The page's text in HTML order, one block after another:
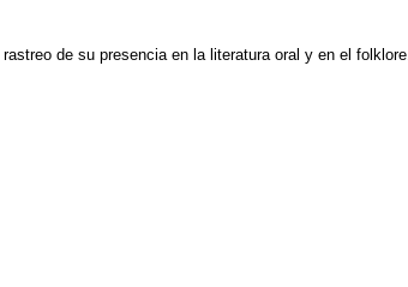
de su presencia en la literatura oral y en el folklore.